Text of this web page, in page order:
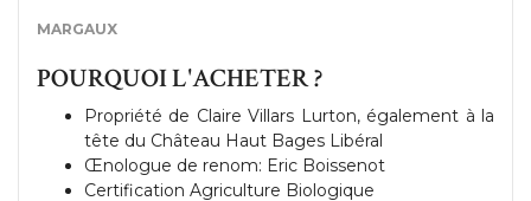
MARGAUX
POURQUOI L'ACHETER ?
Propriété de Claire Villars Lurton, également à la
tête du Château Haut Bages Libéral
Œnologue de renom: Eric Boissenot
Certification Agriculture Biologique